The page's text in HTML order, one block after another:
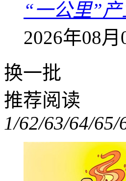
“一公里”
2026年08
换一批
推荐阅读
1/62/63/64/65/